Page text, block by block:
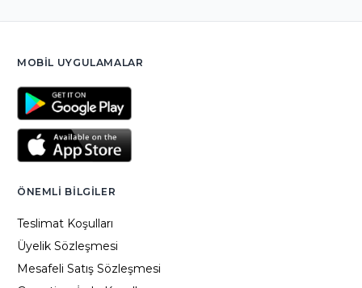
MOBIL UYGULAMALAR
ÖNEMLI BILGILER
Teslimat Koşulları
Üyelik Sözleşmesi
Mesafeli Satış Sözleşmesi